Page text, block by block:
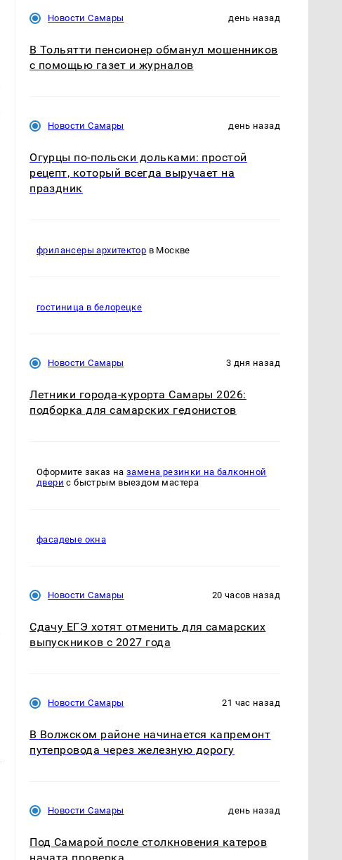
Новости Самары день назад
В Тольятти пенсионер обманул мошенников
с помощью газет и журналов
Новости Самары день назад
Огурцы по‑польски дольками: простой
рецепт, который всегда выручает на
праздник
фрилансеры архитектор в Москве
гостиница в белорецке
Новости Самары 3 дня назад
Летники города-курорта Самары 2026:
подборка для самарских гедонистов
Оформите заказ назамена резинки на балконной
двери с быстрым выездом мастера
фасадеые окна
Новости Самары 20 часов назад
Сдачу ЕГЭ хотят отменить для самарских
выпускников с 2027 года
Новости Самары 21 час назад
В Волжском районе начинается капремонт
путепровода через железную дорогу
Новости Самары день назад
Под Самарой после столкновения катеров